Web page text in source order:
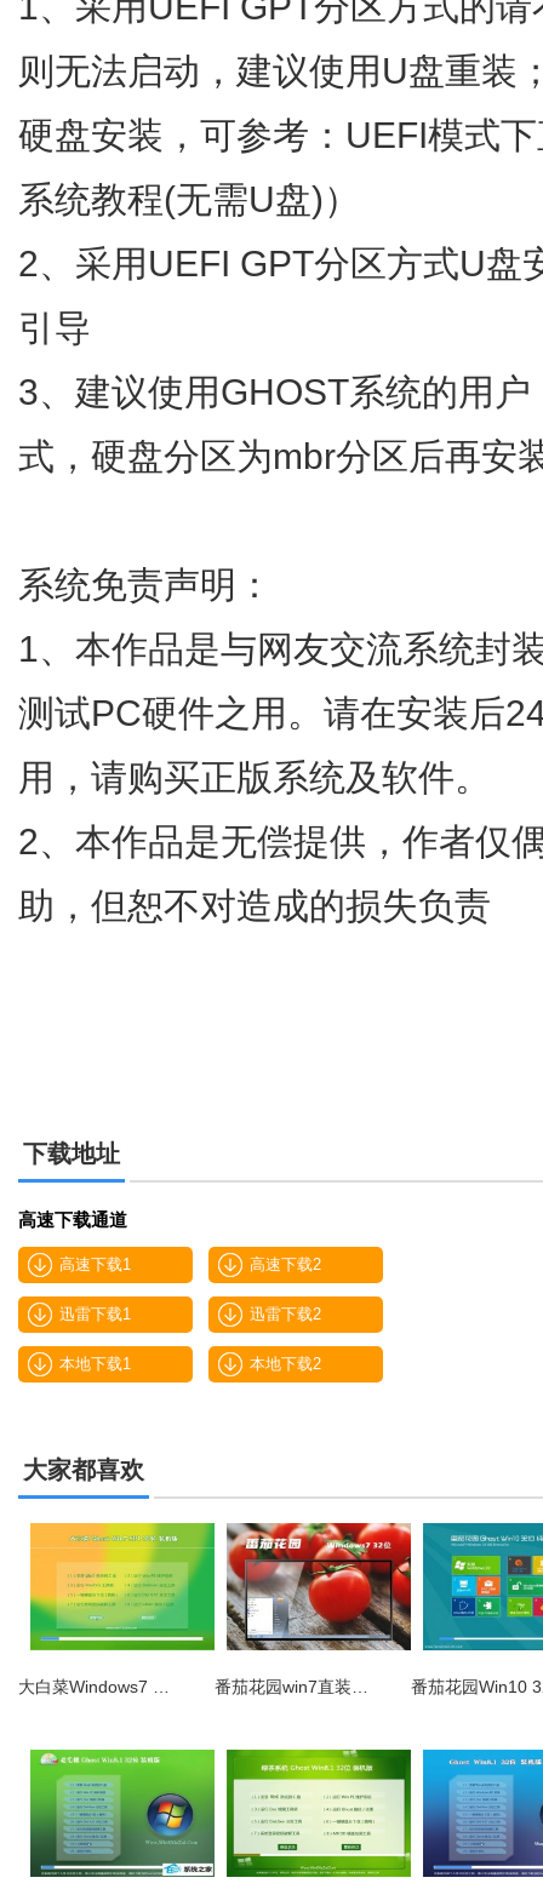
则无法启动，建议使用U盘重装
硬盘安装，可参考：UEFI模式
系统教程(无需U盘)）
2、采用UEFI GPT分区方式U盘
引导
3、建议使用GHOST系统的用
式，硬盘分区为mbr分区后再安
系统免责声明：
1、本作品是与网友交流系统封
测试PC硬件之用。请在安装后
用，请购买正版系统及软件。
2、本作品是无偿提供，作者仅
助，但恕不对造成的损失负责
下载地址
高速下载通道
高速下载1 高速下载2
迅雷下载1 迅雷下载2
本地下载1 本地下载2
大家都喜欢
大白菜Windows7 … 番茄花园win7直装… 番茄花园Win10